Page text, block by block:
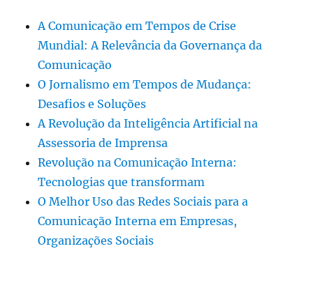
A Comunicação em Tempos de Crise
Mundial: A Relevância da Governança da
Comunicação
O Jornalismo em Tempos de Mudança:
Desafios e Soluções
A Revolução da Inteligência Artificial na
Assessoria de Imprensa
Revolução na Comunicação Interna:
Tecnologias que transformam
O Melhor Uso das Redes Sociais para a
Comunicação Interna em Empresas,
Organizações Sociais